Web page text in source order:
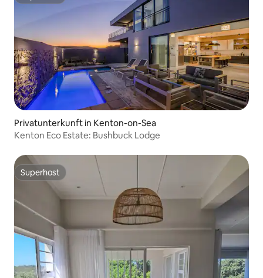
Privatunterkunft in Kenton-on-Sea
Kenton Eco Estate: Bushbuck Lodge
Superhost
Superhost